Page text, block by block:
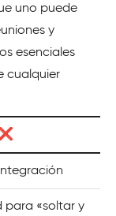
uno puede
y
esenciales
cualquier
para «soltar y